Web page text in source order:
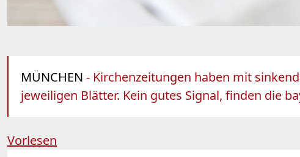
MÜNCHEN - Kirchenzeitungen haben mit
jeweiligen Blätter. Kein gutes Signal, finden die
Vorlesen